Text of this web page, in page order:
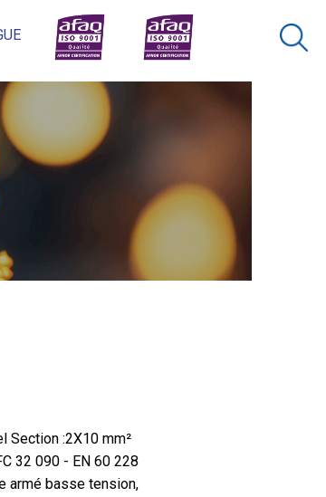
Section :2X10 mm²
32 090 - EN 60 228
armé basse tension,